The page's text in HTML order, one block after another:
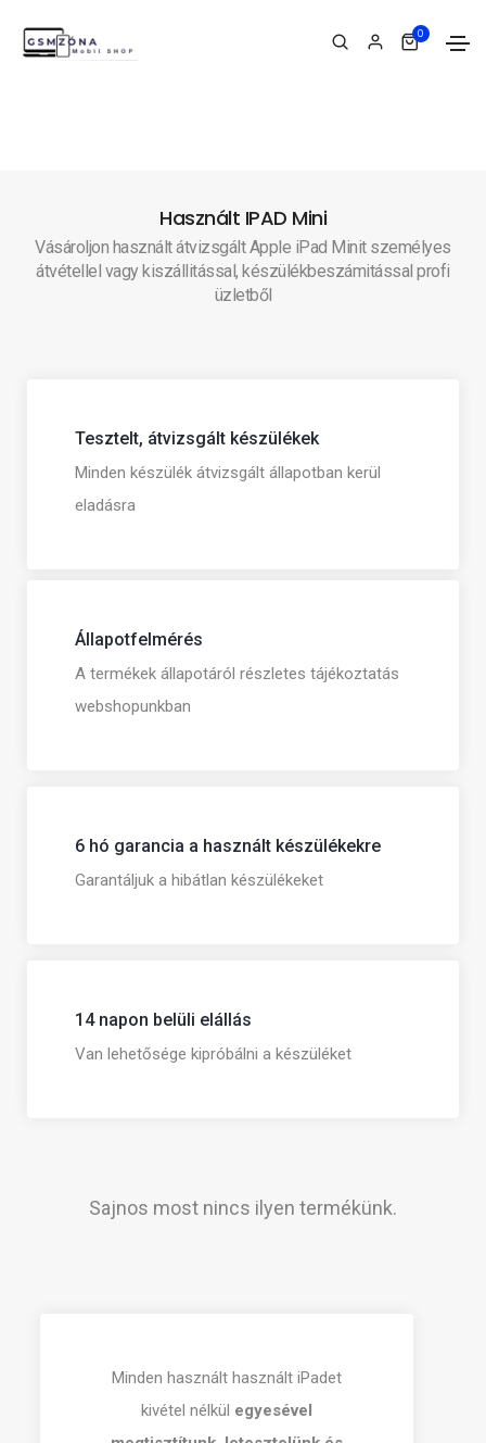
0
Használt IPAD Mini
Vásároljon használt átvizsgált Apple iPad Minit személyes
átvétellel vagy kiszállitással, készülékbeszámitással profi
üzletből
Tesztelt, átvizsgált készülékek
Minden készülék átvizsgált állapotban kerül
eladásra
Állapotfelmérés
A termékek állapotáról részletes tájékoztatás
webshopunkban
6 hó garancia a használt készülékekre
Garantáljuk a hibátlan készülékeket
14 napon belüli elállás
Van lehetősége kipróbálni a készüléket
Sajnos most nincs ilyen termékünk.
Minden használt használt iPadet
kivétel nélkül egyesével